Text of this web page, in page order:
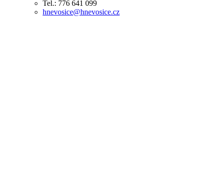
Tel.: 776 641 099
hnevosice@hnevosice.cz